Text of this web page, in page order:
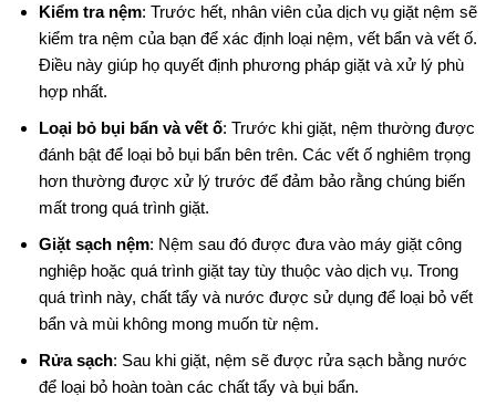
Kiểm tra nệm: Trước hết, nhân viên của dịch vụ giặt nệm sẽ
kiểm tra nệm của bạn để xác định loại nệm, vết bẩn và vết ố.
Điều này giúp họ quyết định phương pháp giặt và xử lý phù
hợp nhất.
Loại bỏ bụi bẩn và vết ố: Trước khi giặt, nệm thường được
đánh bật để loại bỏ bụi bẩn bên trên. Các vết ố nghiêm trọng
hơn thường được xử lý trước để đảm bảo rằng chúng biến
mất trong quá trình giặt.
Giặt sạch nệm: Nệm sau đó được đưa vào máy giặt công
nghiệp hoặc quá trình giặt tay tùy thuộc vào dịch vụ. Trong
quá trình này, chất tẩy và nước được sử dụng để loại bỏ vết
bẩn và mùi không mong muốn từ nệm.
Rửa sạch: Sau khi giặt, nệm sẽ được rửa sạch bằng nước
để loại bỏ hoàn toàn các chất tẩy và bụi bẩn.